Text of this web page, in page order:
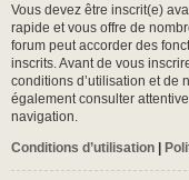
Vous devez être inscrit(e)
rapide et vous offre de
forum peut accorder des
inscrits. Avant de vous
conditions d’utilisation et de
également consulter
navigation.
Conditions d’utilisation |